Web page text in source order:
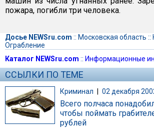
пожара, погибли три человека.
Досье NEWSru.com :: Московская область ::
Ограбление
Каталог NEWSru.com :: Информационные
ССЫЛКИ ПО ТЕМЕ
Криминал | 02 декабря
Всего полчаса
чтобы поймать
рублей